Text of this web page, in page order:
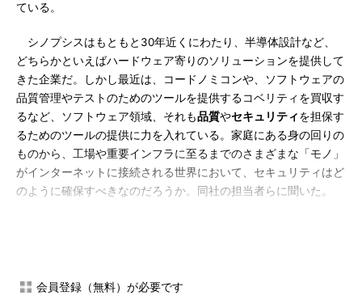
ている。
シノプシスはもともと30年近くにわたり、半導体設計など、
どちらかといえばハードウェア寄りのソリューションを提供して
きた企業だ。しかし最近は、コードノミコンや、ソフトウェアの
品質管理やテストのためのツールを提供するコベリティを買収す
るなど、ソフトウェア領域、それも品質やセキュリティを担保す
るためのツールの提供に力を入れている。家庭にある身の回りの
ものから、工場や重要インフラに至るまでのさまざまな「モノ」
がインターネットに接続される世界において、セキュリティはど
のように確保すべきなのだろうか。同社の担当者らに聞いた。
んどは、今やソフトウェアによってコントロールされている。そ
会員登録（無料）が必要です